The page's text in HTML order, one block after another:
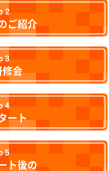
2
ご紹介
3
修会
4
ート
5
ト後の